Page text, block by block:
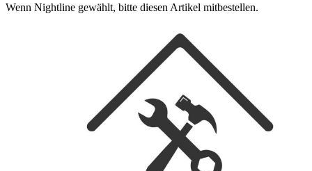
Wenn Nightline gewählt, bitte diesen Artikel mitbestellen.